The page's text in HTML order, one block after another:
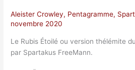
Aleister Crowley, Pentagramme,
novembre 2020
Le Rubis Étoilé ou version thélémite
par Spartakus FreeMann.